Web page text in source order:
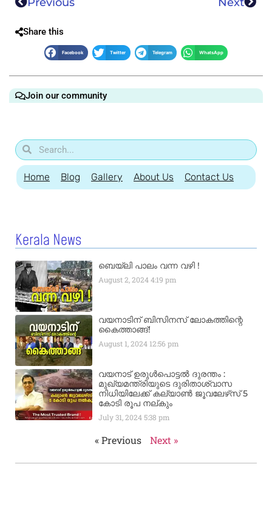
Share this
Facebook Twitter Telegram WhatsApp
Join our community
Home Blog Gallery About Us Contact Us
Kerala News
ബെയ്‌ലി പാലം വന്ന വഴി !
August 2, 20244:19 pm
വയനാടിന് ബിസിനസ് ലോകത്തിന്റെ
കൈത്താങ്ങ്!
August 1, 2024 12:56 pm
വയനാട് ഉരുള്‍പൊട്ടൽ ദുരന്തം :
മുഖ്യമന്ത്രിയുടെ ദുരിതാശ്വാസ
നിധിയിലേക്ക് കല്യാണ്‍ ജൂവലേഴ്‌സ് 5
കോടി രൂപ നല്‌കും
July 31, 20245:38 pm
« Previous Next »